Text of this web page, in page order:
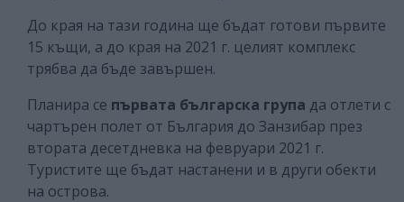
До края на тази година ще бъдат готови първите
15 къщи, а до края на 2021 г. целият комплекс
трябва да бъде завършен.
Планира се първата българска група да отлети с
чартърен полет от България до Занзибар през
втората десетдневка на февруари 2021 г.
Туристите ще бъдат настанени и в други обекти
на острова.